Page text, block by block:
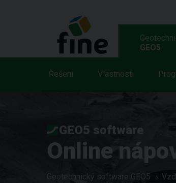
GEO5
Řešení Vlastnosti
GEO5 software
Online
Geotechnický software GEO5